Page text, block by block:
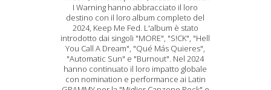
I Warning hanno abbracciato il loro
destino con il loro album completo del
2024, Keep Me Fed. L'album è stato
introdotto dai singoli "MORE", "S!CK", "Hell
You Call A Dream", "Qué Más Quieres",
"Automatic Sun" e "Burnout". Nel 2024
hanno continuato il loro impatto globale
con nomination e performance ai Latin